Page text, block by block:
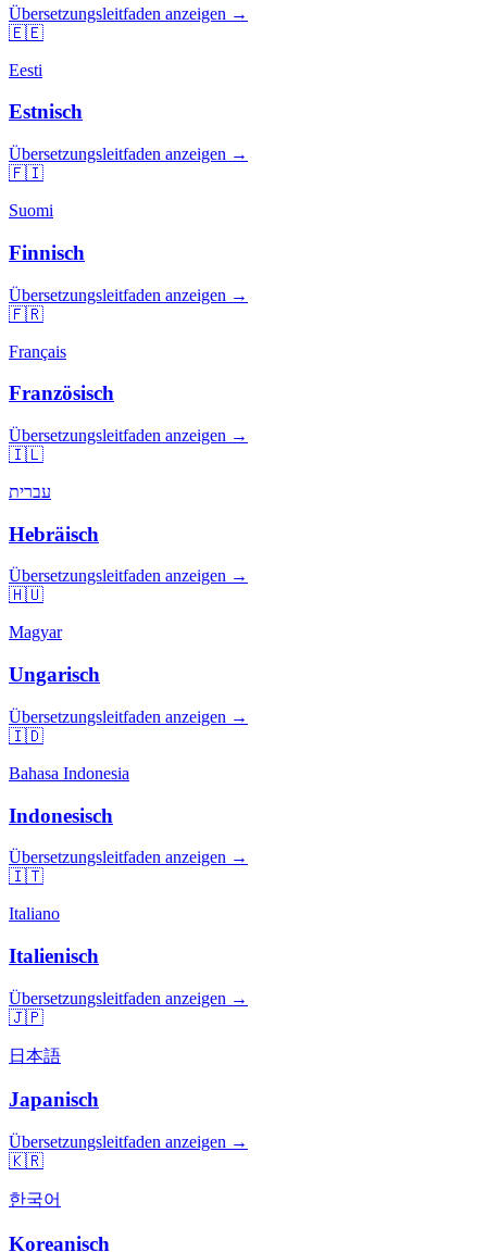
Übersetzungsleitfaden anzeigen →
🇪🇪
Eesti
Estnisch
Übersetzungsleitfaden anzeigen →
🇫🇮
Suomi
Finnisch
Übersetzungsleitfaden anzeigen →
🇫🇷
Français
Französisch
Übersetzungsleitfaden anzeigen →
🇮🇱
עברית
Hebräisch
Übersetzungsleitfaden anzeigen →
🇭🇺
Magyar
Ungarisch
Übersetzungsleitfaden anzeigen →
🇮🇩
Bahasa Indonesia
Indonesisch
Übersetzungsleitfaden anzeigen →
🇮🇹
Italiano
Italienisch
Übersetzungsleitfaden anzeigen →
🇯🇵
日本語
Japanisch
Übersetzungsleitfaden anzeigen →
🇰🇷
한국어
Koreanisch